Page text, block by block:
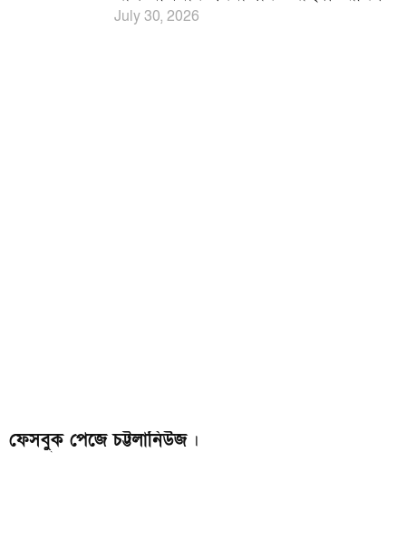
July 30, 2026
ফেসবুক পেজে চট্টলানিউজ ।